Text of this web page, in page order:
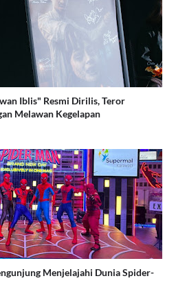
Iblis" Resmi Dirilis, Teror
Melawan Kegelapan
Menjelajahi Dunia Spider-